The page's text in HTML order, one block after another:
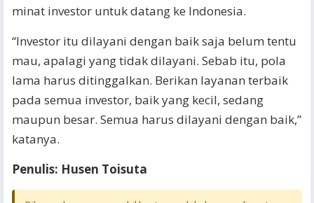
minat investor untuk datang ke Indonesia.
“Investor itu dilayani dengan baik saja belum tentu
mau, apalagi yang tidak dilayani. Sebab itu, pola
lama harus ditinggalkan. Berikan layanan terbaik
pada semua investor, baik yang kecil, sedang
maupun besar. Semua harus dilayani dengan baik,”
katanya.
Penulis: Husen Toisuta